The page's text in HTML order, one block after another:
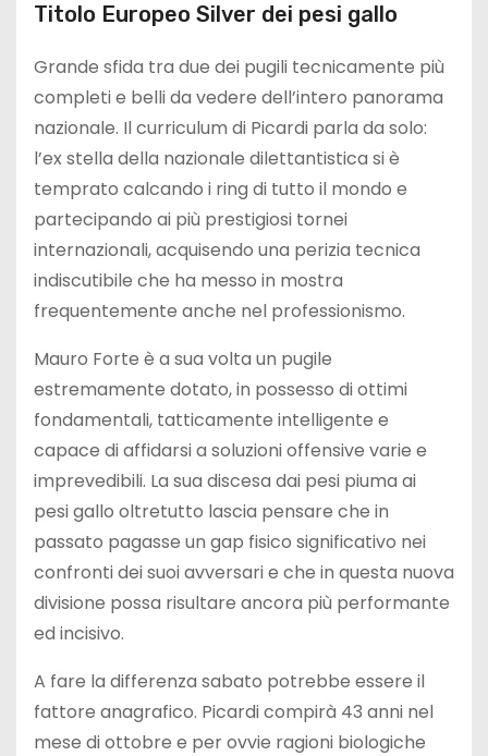
Titolo Europeo Silver dei pesi gallo
Grande sfida tra due dei pugili tecnicamente più
completi e belli da vedere dell’intero panorama
nazionale. Il curriculum di Picardi parla da solo:
l’ex stella della nazionale dilettantistica si è
temprato calcando i ring di tutto il mondo e
partecipando ai più prestigiosi tornei
internazionali, acquisendo una perizia tecnica
indiscutibile che ha messo in mostra
frequentemente anche nel professionismo.
Mauro Forte è a sua volta un pugile
estremamente dotato, in possesso di ottimi
fondamentali, tatticamente intelligente e
capace di affidarsi a soluzioni offensive varie e
imprevedibili. La sua discesa dai pesi piuma ai
pesi gallo oltretutto lascia pensare che in
passato pagasse un gap fisico significativo nei
confronti dei suoi avversari e che in questa nuova
divisione possa risultare ancora più performante
ed incisivo.
A fare la differenza sabato potrebbe essere il
fattore anagrafico. Picardi compirà 43 anni nel
mese di ottobre e per ovvie ragioni biologiche